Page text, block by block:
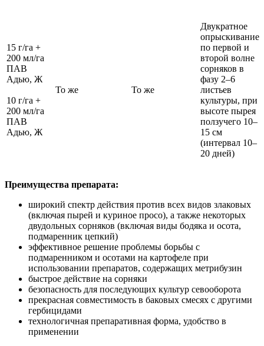
15 г/га +
200 мл/га
ПАВ
Адью, Ж
10 г/га +
200 мл/га
ПАВ
Адью, Ж
То же То же
Двукратное
опрыскивание
по первой и
второй волне
сорняков в
фазу 2–6
листьев
культуры, при
высоте пырея
ползучего 10–
15 см
(интервал 10–
20 дней)
Преимущества препарата:
широкий спектр действия против всех видов злаковых
(включая пырей и куриное просо), а также некоторых
двудольных сорняков (включая виды бодяка и осота,
подмаренник цепкий)
эффективное решение проблемы борьбы с
подмаренником и осотами на картофеле при
использовании препаратов, содержащих метрибузин
быстрое действие на сорняки
безопасность для последующих культур севооборота
прекрасная совместимость в баковых смесях с другими
гербицидами
технологичная препаративная форма, удобство в
применении